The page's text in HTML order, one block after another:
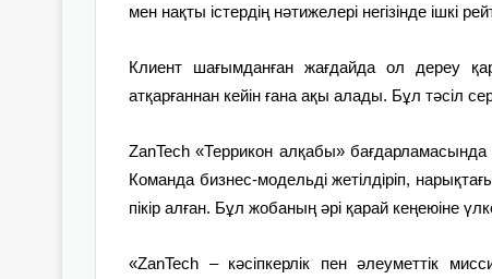
мен нақты істердің нәтижелері негізінде ішкі
Клиент шағымданған жағдайда ол дереу
атқарғаннан кейін ғана ақы алады. Бұл тәсіл
ZanTech «Террикон алқабы»
Команда бизнес-модельді жетілдіріп,
пікір алған. Бұл жобаның әрі қарай кеңеюіне
«ZanTech – кәсіпкерлік пен әлеуметтік